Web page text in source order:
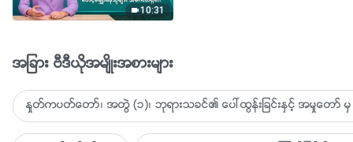
10:31
အျခား ဗီဒီယိုအမ်ိဳးအစားမ်ား
ႏႈတ္ကပတ္ေတာ္၊ အတြဲ (၁)၊ ဘုရားသခင္၏ ေပၚထြန္းျခင္းႏွင့္ အမႈေတာ္ မွ